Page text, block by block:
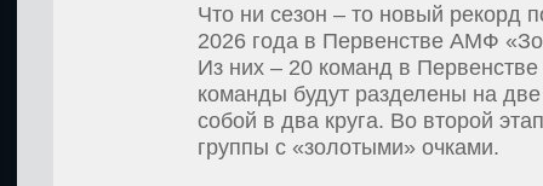
Что ни сезон – то новый рекорд
2026 года в Первенстве АМФ
Из них – 20 команд в
команды будут разделены на
собой в два круга. Во второй
группы с «золотыми» очками.